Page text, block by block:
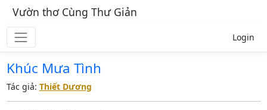
Vườn thơ Cùng Thư Giản
Login
Khúc Mưa Tình
Tác giả: Thiết Dương